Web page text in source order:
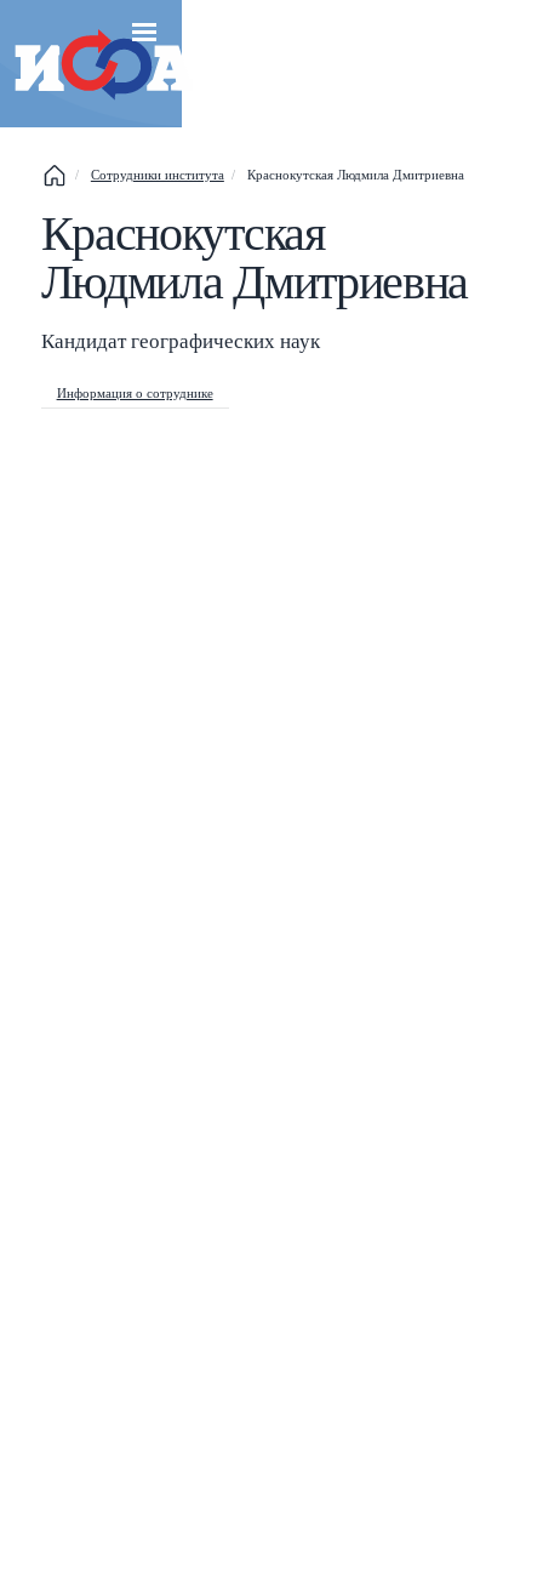
Сотрудники института Краснокутская Людмила Дмитриевна
Краснокутская
Людмила Дмитриевна
Кандидат географических наук
Информация о сотруднике
This help popup Shift + ?
Search popup /
Navigate posts